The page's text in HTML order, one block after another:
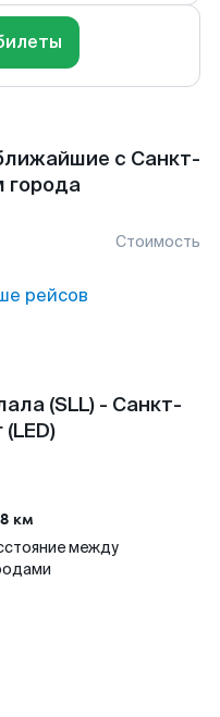
с Санкт-
города
Стоимость
рейсов
(SLL) - Санкт-
км
между